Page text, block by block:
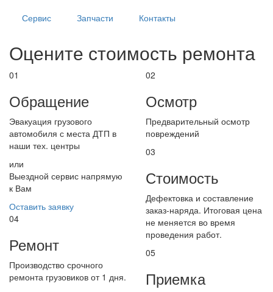
Сервис Запчасти Контакты
Оцените стоимость ремонта
01
Обращение
Эвакуация грузового
автомобиля с места ДТП в
наши тех. центры
или
Выездной сервис напрямую
к Вам
Оставить заявку
04
Ремонт
Производство срочного
ремонта грузовиков от 1 дня.
02
Осмотр
Предварительный осмотр
повреждений
03
Стоимость
Дефектовка и составление
заказ-наряда. Итоговая цена
не меняется во время
проведения работ.
05
Приемка